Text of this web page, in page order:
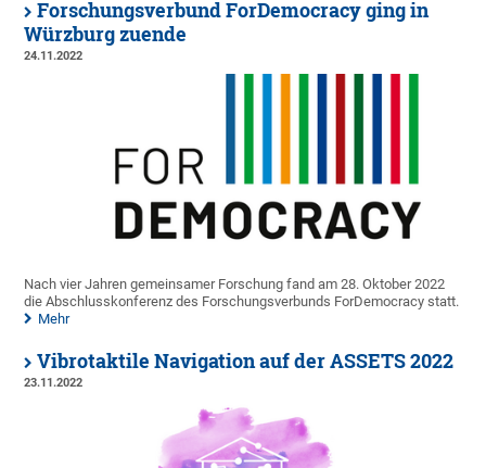
Forschungsverbund ForDemocracy ging in
Würzburg zuende
24.11.2022
Nach vier Jahren gemeinsamer Forschung fand am 28. Oktober 2022
die Abschlusskonferenz des Forschungsverbunds ForDemocracy statt.
Mehr
Vibrotaktile Navigation auf der ASSETS 2022
23.11.2022